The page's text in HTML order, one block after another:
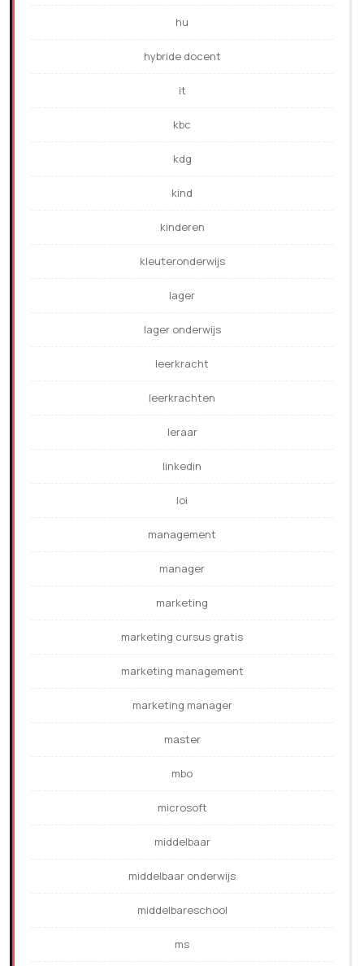
hu
hybride docent
it
kbc
kdg
kind
kinderen
kleuteronderwijs
lager
lager onderwijs
leerkracht
leerkrachten
leraar
linkedin
loi
management
manager
marketing
marketing cursus gratis
marketing management
marketing manager
master
mbo
microsoft
middelbaar
middelbaar onderwijs
middelbareschool
ms